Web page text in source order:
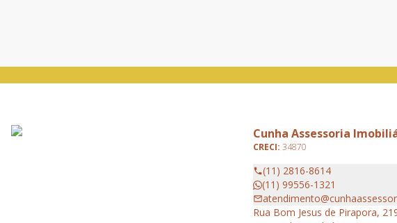
Cunha Assessoria
CRECI: 34870
(11) 2816-8614
(11) 99556-1321
Rua Bom Jesus de Pirapora,